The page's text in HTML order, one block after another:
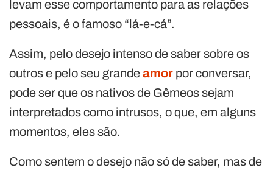
levam esse comportamento para as relações
pessoais, é o famoso “lá-e-cá”.
Assim, pelo desejo intenso de saber sobre os
outros e pelo seu grandeamor por conversar,
pode ser que os nativos de Gêmeos sejam
interpretados como intrusos, o que, em alguns
momentos, eles são.
Como sentem o desejo não só de saber, mas de